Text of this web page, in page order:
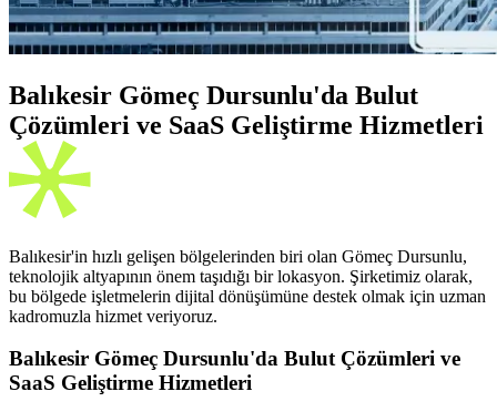
Balıkesir Gömeç Dursunlu'da Bulut
Çözümleri ve SaaS Geliştirme Hizmetleri
Balıkesir'in hızlı gelişen bölgelerinden biri olan Gömeç Dursunlu,
teknolojik altyapının önem taşıdığı bir lokasyon. Şirketimiz olarak,
bu bölgede işletmelerin dijital dönüşümüne destek olmak için uzman
kadromuzla hizmet veriyoruz.
Balıkesir Gömeç Dursunlu'da Bulut Çözümleri ve
SaaS Geliştirme Hizmetleri